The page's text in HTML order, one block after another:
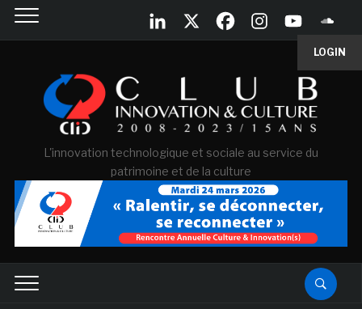
LOGIN
L'innovation technologique et sociale au service du
patrimoine et de la culture